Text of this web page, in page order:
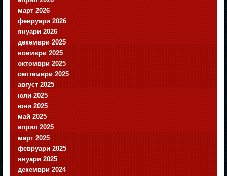
март 2026
февруари 2026
януари 2026
декември 2025
ноември 2025
октомври 2025
септември 2025
август 2025
юли 2025
юни 2025
май 2025
април 2025
март 2025
февруари 2025
януари 2025
декември 2024